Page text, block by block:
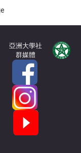
亞洲大學社
群媒體